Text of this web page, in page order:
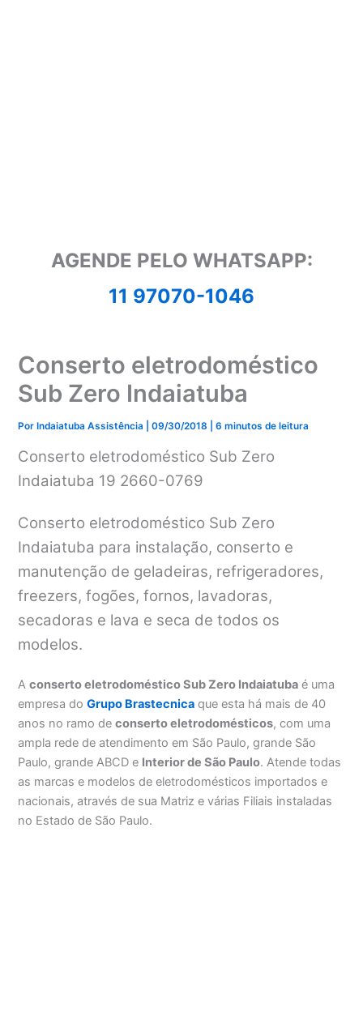
AGENDE PELO WHATSAPP:
11 97070-1046
Conserto eletrodoméstico
Sub Zero Indaiatuba
Por Indaiatuba Assistência |09/30/2018 |6 minutos de leitura
Conserto eletrodoméstico Sub Zero
Indaiatuba 19 2660-0769
Conserto eletrodoméstico Sub Zero
Indaiatuba para instalação, conserto e
manutenção de geladeiras, refrigeradores,
freezers, fogões, fornos, lavadoras,
secadoras e lava e seca de todos os
modelos.
Aconserto eletrodoméstico Sub Zero Indaiatuba é uma
empresa doGrupo Brastecnica que esta há mais de 40
anos no ramo deconserto eletrodomésticos, com uma
ampla rede de atendimento em São Paulo, grande São
Paulo, grande ABCD e Interior de São Paulo. Atende todas
as marcas e modelos de eletrodomésticos importados e
nacionais, através de sua Matriz e várias Filiais instaladas
no Estado de São Paulo.